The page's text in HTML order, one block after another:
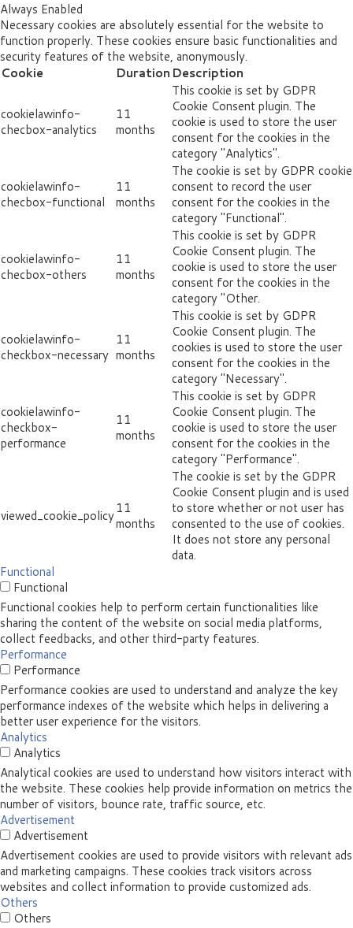
Always Enabled
Necessary cookies are absolutely essential for the website to
function properly. These cookies ensure basic functionalities and
security features of the website, anonymously.
Cookie
Duration Description
cookielawinfo-
checbox-analytics
11
months
This cookie is set by GDPR
Cookie Consent plugin. The
cookie is used to store the user
consent for the cookies in the
category "Analytics".
cookielawinfo-
checbox-functional
11
months
The cookie is set by GDPR cookie
consent to record the user
consent for the cookies in the
category "Functional".
cookielawinfo-
checbox-others
11
months
This cookie is set by GDPR
Cookie Consent plugin. The
cookie is used to store the user
consent for the cookies in the
category "Other.
cookielawinfo-
checkbox-necessary
11
months
This cookie is set by GDPR
Cookie Consent plugin. The
cookies is used to store the user
consent for the cookies in the
category "Necessary".
cookielawinfo-
checkbox-
performance
11
months
This cookie is set by GDPR
Cookie Consent plugin. The
cookie is used to store the user
consent for the cookies in the
category "Performance".
viewed_cookie_policy11
months
The cookie is set by the GDPR
Cookie Consent plugin and is used
to store whether or not user has
consented to the use of cookies.
It does not store any personal
data.
Functional
Functional
Functional cookies help to perform certain functionalities like
sharing the content of the website on social media platforms,
collect feedbacks, and other third-party features.
Performance
Performance
Performance cookies are used to understand and analyze the key
performance indexes of the website which helps in delivering a
better user experience for the visitors.
Analytics
Analytics
Analytical cookies are used to understand how visitors interact with
the website. These cookies help provide information on metrics the
number of visitors, bounce rate, traffic source, etc.
Advertisement
Advertisement
Advertisement cookies are used to provide visitors with relevant ads
and marketing campaigns. These cookies track visitors across
websites and collect information to provide customized ads.
Others
Others